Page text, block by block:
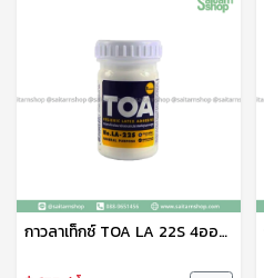
กาวลาเท็กซ์ TOA LA 22S 4ออนซ์ ฮาร์ดแวร์